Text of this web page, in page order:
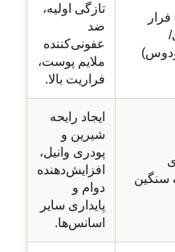
تازگی اولیه،
ضد
عفونی‌کننده
ملایم پوست،
فراریت بالا.
سنگین
ایجاد رایحه
شیرین و
پودری وانیل،
افزایش‌دهنده
دوام و
پایداری سایر
اسانس‌ها.